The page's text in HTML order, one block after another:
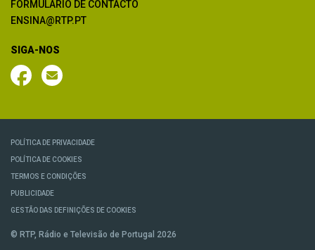
FORMULÁRIO DE CONTACTO
ENSINA@RTP.PT
SIGA-NOS
POLÍTICA DE PRIVACIDADE
POLÍTICA DE COOKIES
TERMOS E CONDIÇÕES
PUBLICIDADE
GESTÃO DAS DEFINIÇÕES DE COOKIES
© RTP, Rádio e Televisão de Portugal 2026